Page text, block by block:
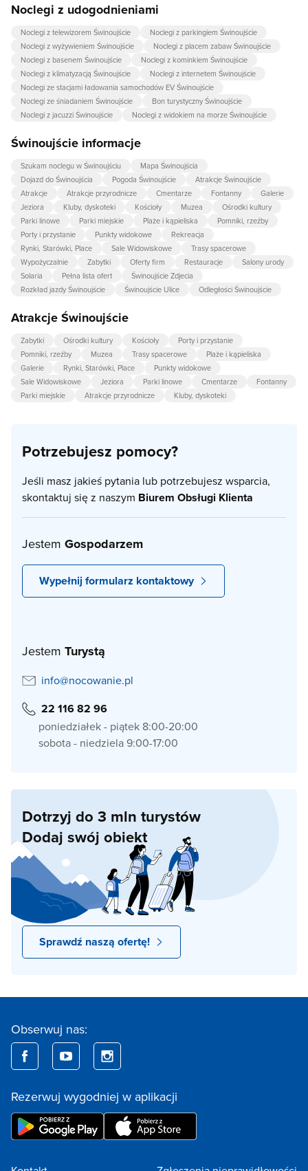
Noclegi z udogodnieniami
Noclegi z telewizorem Świnoujście
Noclegi z parkingiem Świnoujście
Noclegi z wyżywieniem Świnoujście
Noclegi z placem zabaw Świnoujście
Noclegi z basenem Świnoujście
Noclegi z kominkiem Świnoujście
Noclegi z klimatyzacją Świnoujście
Noclegi z internetem Świnoujście
Noclegi ze stacjami ładowania samochodów EV Świnoujście
Noclegi ze śniadaniem Świnoujście
Bon turystyczny Świnoujście
Noclegi z jacuzzi Świnoujście
Noclegi z widokiem na morze Świnoujście
Świnoujście informacje
Szukam noclegu w Świnoujściu
Mapa Świnoujścia
Dojazd do Świnoujścia
Pogoda Świnoujście
Atrakcje Świnoujście
Atrakcje
Atrakcje przyrodnicze Cmentarze Fontanny
Galerie
Jeziora
Kluby, dyskoteki Kościoły Muzea
Ośrodki kultury
Parki linowe
Parki miejskie Plaże i kąpieliska
Pomniki, rzeźby
Porty i przystanie
Punkty widokowe
Rekreacja
Rynki, Starówki, Place
Sale Widowiskowe
Trasy spacerowe
Wypożyczalnie
Zabytki Oferty firm Restauracje
Salony urody
Solaria
Pełna lista ofert
Świnoujście Zdjecia
Rozkład jazdy Świnoujście
Świnoujście Ulice Odległości Świnoujście
Atrakcje Świnoujście
Zabytki Ośrodki kultury Kościoły
Porty i przystanie
Pomniki, rzeźby
Muzea Trasy spacerowe
Plaże i kąpieliska
Galerie
Rynki, Starówki, Place
Punkty widokowe
Sale Widowiskowe
Jeziora Parki linowe Cmentarze
Fontanny
Parki miejskie
Atrakcje przyrodnicze Kluby, dyskoteki
Potrzebujesz pomocy?
Jeśli masz jakieś pytania lub potrzebujesz wsparcia,
skontaktuj się z naszym Biurem Obsługi Klienta
Jestem Gospodarzem
Wypełnij formularz kontaktowy
Jestem Turystą
info@nocowanie.pl
22 116 82 96
poniedziałek - piątek 8:00-20:00
sobota - niedziela 9:00-17:00
Dotrzyj do 3 mln turystów
Dodaj swój obiekt
Sprawdź naszą ofertę!
Obserwuj nas:
Rezerwuj wygodniej w aplikacji